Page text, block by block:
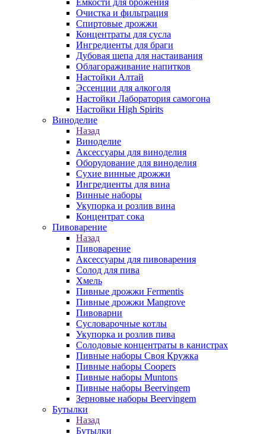
Емкости для брожения
Очистка и фильтрация
Спиртовые дрожжи
Концентраты для сусла
Ингредиенты для браги
Дубовая щепа для настаивания
Облагораживание напитков
Настойки Алтай
Эссенции для алкоголя
Настойки Лаборатория самогона
Настойки High Spirits
Виноделие
Назад
Виноделие
Аксессуары для виноделия
Оборудование для виноделия
Сухие винные дрожжи
Ингредиенты для вина
Винные наборы
Укупорка и розлив вина
Концентрат сока
Пивоварение
Назад
Пивоварение
Аксессуары для пивоварения
Солод для пива
Хмель
Пивные дрожжи Fermentis
Пивные дрожжи Mangrove
Пивоварни
Сусловарочные котлы
Укупорка и розлив пива
Солодовые концентраты в канистрах
Пивные наборы Своя Кружка
Пивные наборы Coopers
Пивные наборы Muntons
Пивные наборы Beervingem
Зерновые наборы Beervingem
Бутылки
Назад
Бутылки